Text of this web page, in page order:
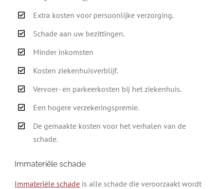
Extra kosten voor persoonlijke verzorging.
Schade aan uw bezittingen.
Minder inkomsten
Kosten ziekenhuisverblijf.
Vervoer- en parkeerkosten bij het ziekenhuis.
Een hogere verzekeringspremie.
De gemaakte kosten voor het verhalen van de
schade.
Immateriële schade
Immateriële schade is alle schade die veroorzaakt wordt